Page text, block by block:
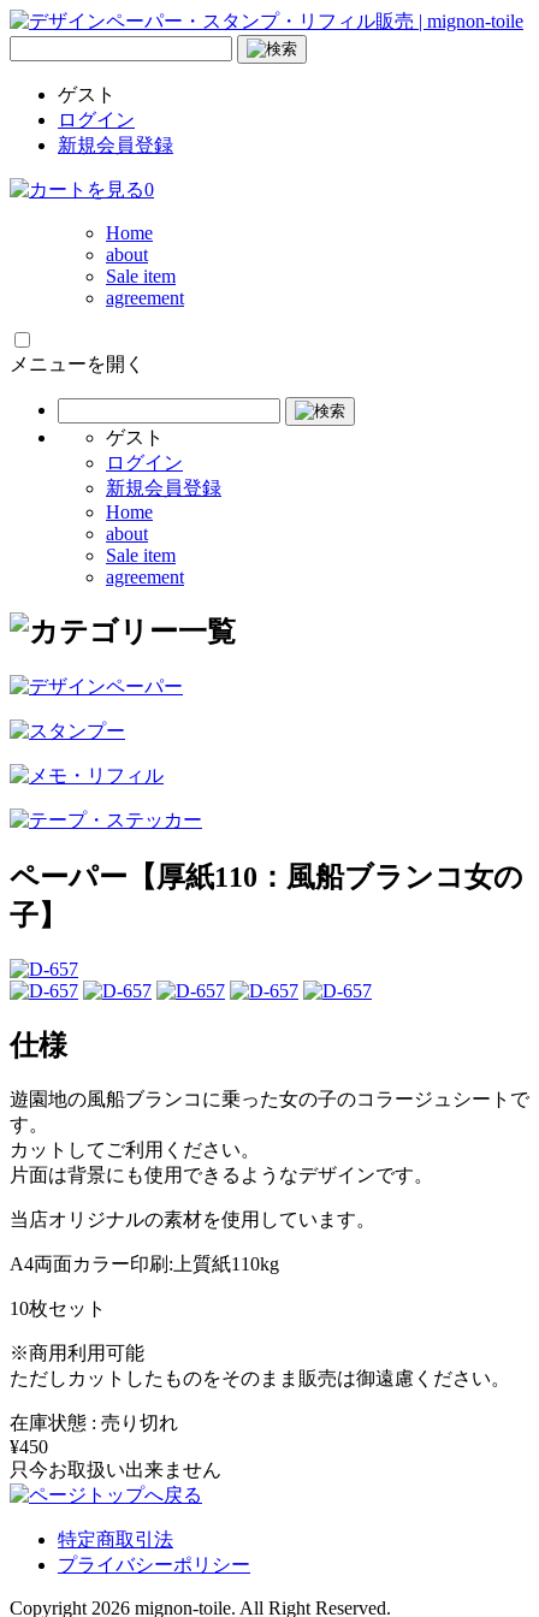
ゲスト
ログイン
新規会員登録
0
Home
about
Sale item
agreement
メニューを開く
ゲスト
ログイン
新規会員登録
Home
about
Sale item
agreement
ペーパー【厚紙110：風船ブランコ女の
子】
仕様
遊園地の風船ブランコに乗った女の子のコラージュシートで
す。
カットしてご利用ください。
片面は背景にも使用できるようなデザインです。
当店オリジナルの素材を使用しています。
A4両面カラー印刷:上質紙110kg
10枚セット
※商用利用可能
ただしカットしたものをそのまま販売は御遠慮ください。
在庫状態 : 売り切れ
¥450
只今お取扱い出来ません
特定商取引法
プライバシーポリシー
Copyright 2026 mignon-toile. All Right Reserved.